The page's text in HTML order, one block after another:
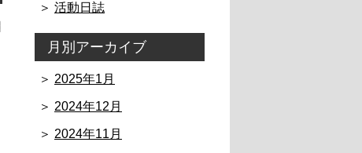
活動日誌
月別アーカイブ
2025年1月
2024年12月
2024年11月